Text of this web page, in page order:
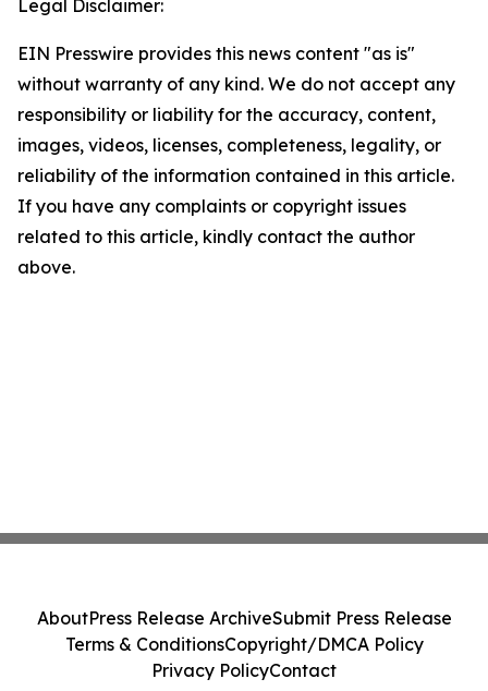
Legal Disclaimer:
EIN Presswire provides this news content "as is"
without warranty of any kind. We do not accept any
responsibility or liability for the accuracy, content,
images, videos, licenses, completeness, legality, or
reliability of the information contained in this article.
If you have any complaints or copyright issues
related to this article, kindly contact the author
above.
AboutPress Release ArchiveSubmit Press Release
Terms & ConditionsCopyright/DMCA Policy
Privacy PolicyContact